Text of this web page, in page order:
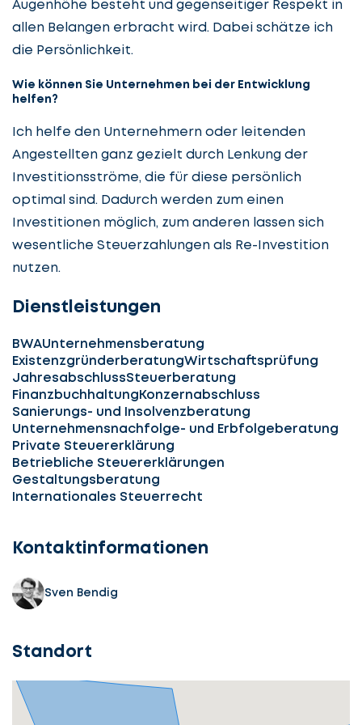
Augenhöhe besteht und gegenseitiger Respekt in
allen Belangen erbracht wird. Dabei schätze ich
die Persönlichkeit.
Wie können Sie Unternehmen bei der Entwicklung
helfen?
Ich helfe den Unternehmern oder leitenden
Angestellten ganz gezielt durch Lenkung der
Investitionsströme, die für diese persönlich
optimal sind. Dadurch werden zum einen
Investitionen möglich, zum anderen lassen sich
wesentliche Steuerzahlungen als Re-Investition
nutzen.
Dienstleistungen
BWAUnternehmensberatung
ExistenzgründerberatungWirtschaftsprüfung
JahresabschlussSteuerberatung
Finanzbuchhaltung Konzernabschluss
Sanierungs- und Insolvenzberatung
Unternehmensnachfolge- und Erbfolgeberatung
Private Steuererklärung
Betriebliche Steuererklärungen
Gestaltungsberatung
Internationales Steuerrecht
Kontaktinformationen
Sven Bendig
Standort